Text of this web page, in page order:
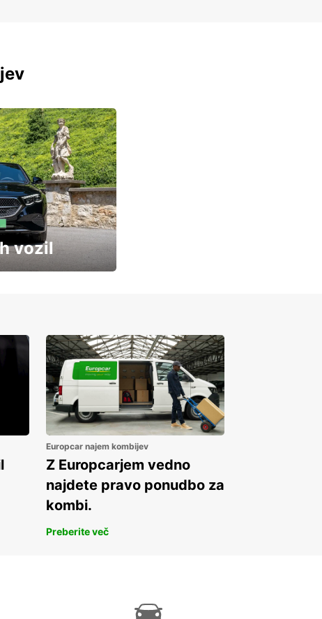
vozil
Europcar najem kombijev
Z Europcarjem vedno
najdete pravo ponudbo za
kombi.
Preberite več